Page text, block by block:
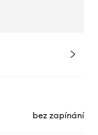
bez zapínání